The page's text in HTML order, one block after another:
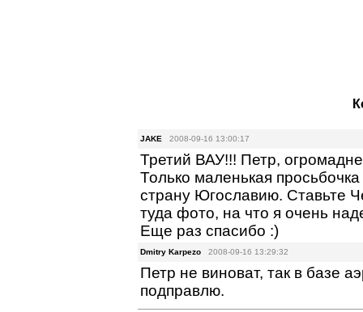
JAKE 2008-09-16 13:00:17
Третий ВАУ!!! Петр,
Только маленькая
страну Югославию. Ставьте
туда фото, на что я очень
Еще раз спасибо :)
Dmitry Karpezo 2008-09-16 13:29:32
Петр не виноват, так в базе
подправлю.